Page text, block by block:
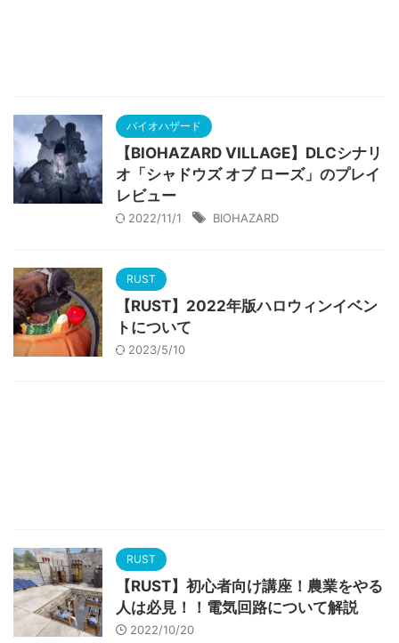
バイオハザード
【BIOHAZARD VILLAGE】DLCシナリ
オ「シャドウズ オブ ローズ」のプレイ
レビュー
2022/11/1 BIOHAZARD
RUST
【RUST】2022年版ハロウィンイベン
トについて
2023/5/10
RUST
【RUST】初心者向け講座！農業をやる
人は必見！！電気回路について解説
2022/10/20